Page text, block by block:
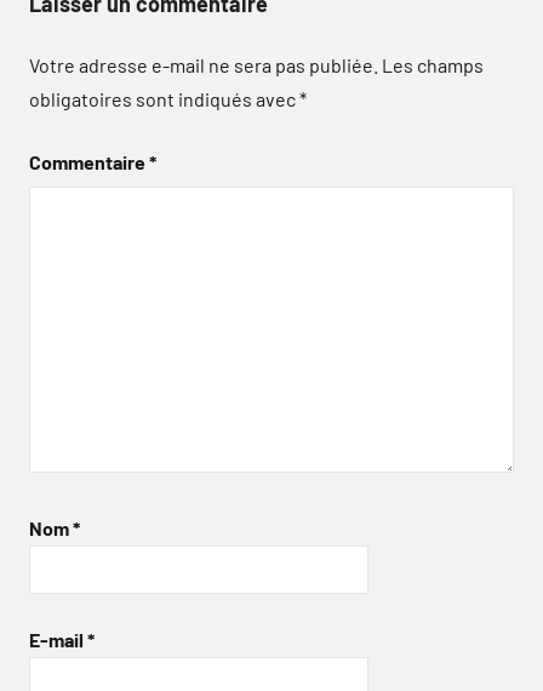
Votre adresse e-mail ne sera pas publiée. Les champs
obligatoires sont indiqués avec*
Commentaire*
Nom*
E-mail *